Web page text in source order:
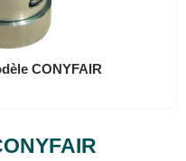
CONYFAIR